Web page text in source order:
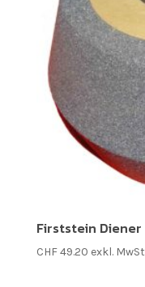
Firststein
CHF49.20 exkl.